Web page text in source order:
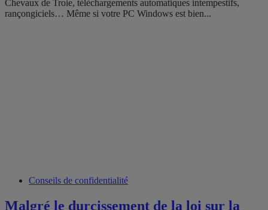
Chevaux de Troie, téléchargements automatiques intempestifs,
rançongiciels… Même si votre PC Windows est bien...
Conseils de confidentialité
Malgré le durcissement de la loi sur la